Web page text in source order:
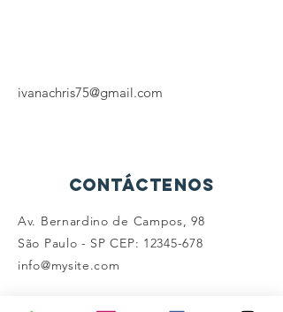
ivanachris75@gmail.com
Contáctenos
Av. Bernardino de Campos, 98
São Paulo - SP CEP: 12345-678
info@mysite.com